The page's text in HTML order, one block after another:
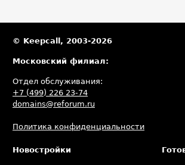
© Keepcall, 2003-2026
Московский филиал:
Отдел обслуживания:
+7 (499) 226 23-74
domains@reforum.ru
Политика конфиденциальности
Новостройки